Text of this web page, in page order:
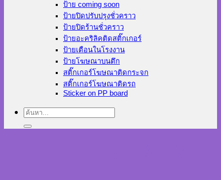
ป้าย coming soon
ป้ายปิดปรับปรุงชั่วคราว
ป้ายปิดร้านชั่วคราว
ป้ายอะคริลิคติดสติ๊กเกอร์
ป้ายเตือนในโรงงาน
ป้ายโฆษณาบนตึก
สติ๊กเกอร์โฆษณาติดกระจก
สติ๊กเกอร์โฆษณาติดรถ
Sticker on PP board
ค้นหา: